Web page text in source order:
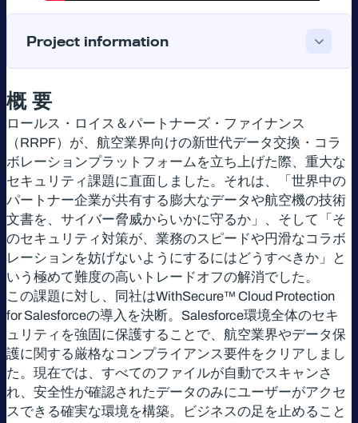
Project information
概 要
ロールス・ロイス＆パートナーズ・ファイナンス
（RRPF）が、航空業界向けの新世代データ交換・コラ
ボレーションプラットフォームを立ち上げた際、重大な
セキュリティ課題に直面しました。それは、「世界中の
パートナー企業が共有する膨大なデータや航空機の技術
文書を、サイバー脅威からいかに守るか」、そして「そ
のセキュリティ対策が、業務のスピードや円滑なコラボ
レーションを妨げないようにするにはどうすべきか」と
いう極めて難度の高いトレードオフの解消でした。
この課題に対し、同社はWithSecure™ Cloud Protection
for Salesforceの導入を決断。Salesforce環境全体のセキ
ュリティを強固に保護することで、航空業界やデータ保
護に関する厳格なコンプライアンス要件をクリアしまし
た。現在では、すべてのファイルが自動でスキャンさ
れ、安全性が確認されたデータのみにユーザーがアクセ
スできる確実な環境を構築。ビジネスの足を止めること